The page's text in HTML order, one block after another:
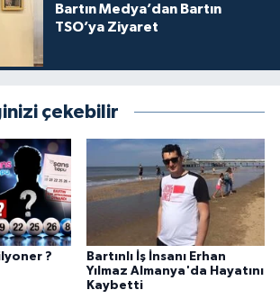
Bartın Medya’dan Bartın
TSO’ya Ziyaret
çekebilir
?
Bartınlı İş İnsanı Erhan
Yılmaz Almanya'da Hayatını
Kaybetti